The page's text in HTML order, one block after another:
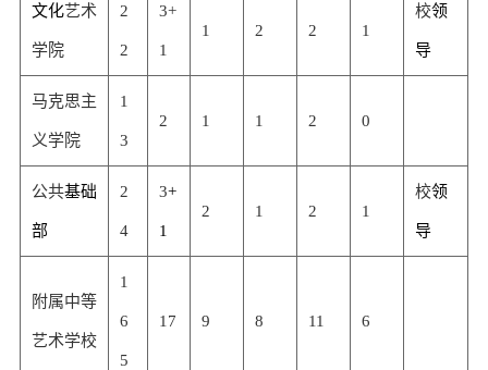
文化艺术
学院
2
2
3+
1
1 2 2 1
校领
导
马克思主
义学院
1
3
2 1 1 2 0
公共基础
部
2
4
3+
1
2 1 2 1
校领
导
附属中等
艺术学校
1
6
5
17 9 8 11 6